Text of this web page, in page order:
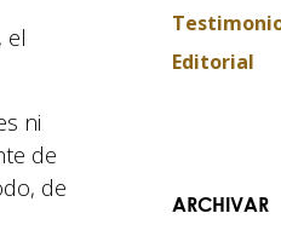
el
ni
de
de
Editorial
ARCHIVAR